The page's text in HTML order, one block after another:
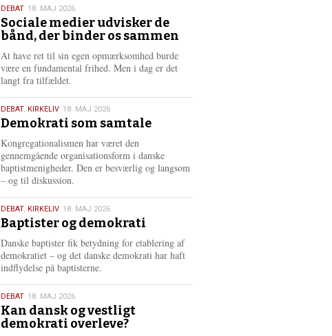
18.
maj
2026
DEBAT 18. MAJ 2026
Sociale medier udvisker de
bånd, der binder os sammen
At have ret til sin egen opmærksomhed burde
være en fundamental frihed. Men i dag er det
langt fra tilfældet.
18.
maj
2026
DEBAT, KIRKELIV 18. MAJ 2026
Demokrati som samtale
Kongregationalismen har været den
gennemgående organisationsform i danske
baptistmenigheder. Den er besværlig og langsom
– og til diskussion.
18.
maj
2026
DEBAT, KIRKELIV 18. MAJ 2026
Baptister og demokrati
Danske baptister fik betydning for etablering af
demokratiet – og det danske demokrati har haft
indflydelse på baptisterne.
18.
maj
2026
DEBAT 18. MAJ 2026
Kan dansk og vestligt
demokrati overleve?